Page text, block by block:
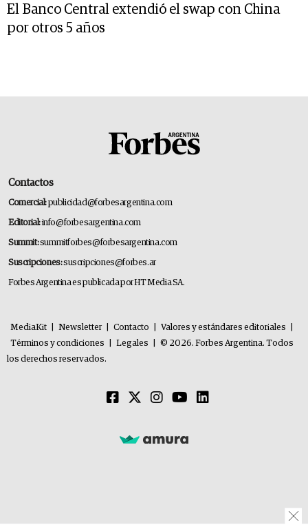
El Banco Central extendió el swap con China
por otros 5 años
Contactos
Comercial:publicidad@forbesargentina.com
Editorial:info@forbesargentina.com
Summit:summitforbes@forbesargentina.com
Suscripciones:suscripciones@forbes.ar
Forbes Argentina es publicada por HT Media SA.
MediaKit Newsletter Contacto Valores y estándares editoriales
Términos y condiciones
Legales
© 2026. Forbes Argentina. Todos
los derechos reservados.